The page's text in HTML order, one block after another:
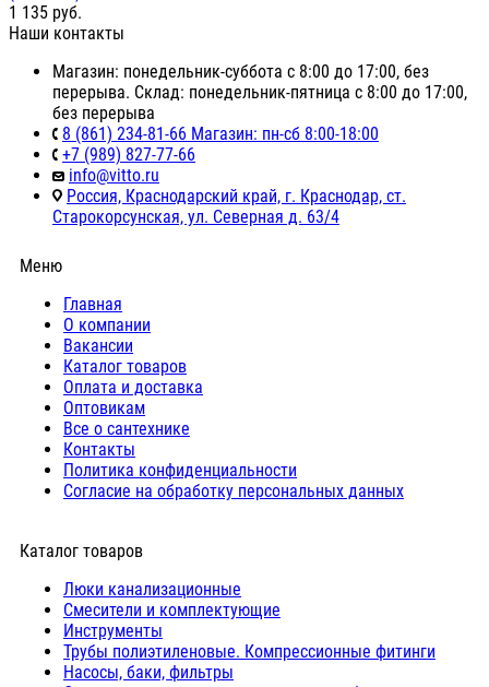
1 135 руб.
Наши контакты
Магазин: понедельник-суббота с 8:00 до 17:00, без
перерыва. Склад: понедельник-пятница с 8:00 до 17:00,
без перерыва
8 (861) 234-81-66 Магазин: пн-сб 8:00-18:00
+7 (989) 827-77-66
info@vitto.ru
Россия, Краснодарский край, г. Краснодар, ст.
Старокорсунская, ул. Северная д. 63/4
Меню
Главная
О компании
Вакансии
Каталог товаров
Оплата и доставка
Оптовикам
Все о сантехнике
Контакты
Политика конфиденциальности
Согласие на обработку персональных данных
Каталог товаров
Люки канализационные
Cмесители и комплектующие
Инструменты
Трубы полиэтиленовые. Компрессионные фитинги
Насосы, баки, фильтры